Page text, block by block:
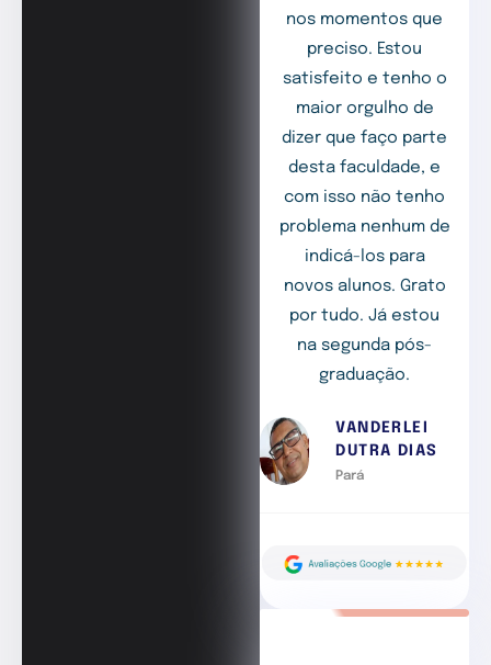
nos momentos que
preciso. Estou
satisfeito e tenho o
maior orgulho de
dizer que faço parte
desta faculdade, e
com isso não tenho
problema nenhum de
indicá-los para
novos alunos. Grato
por tudo. Já estou
na segunda pós-
graduação.
VANDERLEI
DUTRA DIAS
Pará